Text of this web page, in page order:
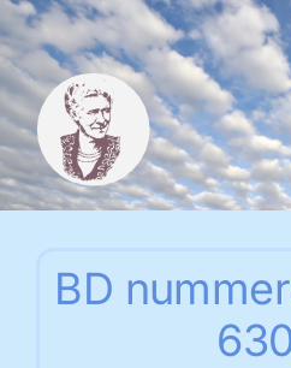
Skip
to
content
Thema
BD